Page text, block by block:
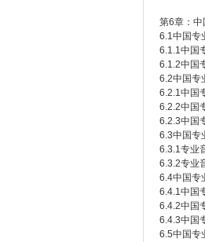
第6章：中
6.1中国专
6.1.1中国
6.1.2中国
6.2中国专
6.2.1中国
6.2.2中国
6.2.3中国
6.3中国专
6.3.1专业
6.3.2专业
6.4中国专
6.4.1中国
6.4.2中国
6.4.3中国
6.5中国专